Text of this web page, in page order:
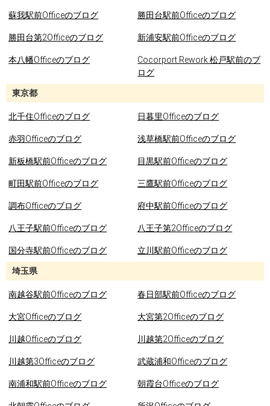
蘇我駅前Officeのブログ 勝田台駅前Officeのブログ
勝田台第2Officeのブログ 新浦安駅前Officeのブログ
本八幡Officeのブログ
Cocorport Rework 松戸駅前のブ
ログ
東京都
北千住Officeのブログ 日暮里Officeのブログ
赤羽Officeのブログ 浅草橋駅前Officeのブログ
新板橋駅前Officeのブログ 目黒駅前Officeのブログ
町田駅前Officeのブログ 三鷹駅前Officeのブログ
調布Officeのブログ 府中駅前Officeのブログ
八王子駅前Officeのブログ 八王子第2Officeのブログ
国分寺駅前Officeのブログ 立川駅前Officeのブログ
埼玉県
南越谷駅前Officeのブログ 春日部駅前Officeのブログ
大宮Officeのブログ 大宮第2Officeのブログ
川越Officeのブログ 川越第2Officeのブログ
川越第3Officeのブログ 武蔵浦和Officeのブログ
南浦和駅前Officeのブログ 朝霞台Officeのブログ